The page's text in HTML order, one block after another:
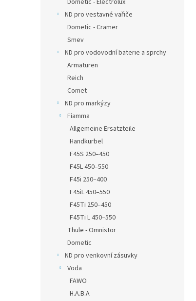
Dometic - Electrolux
ND pro vestavné vařiče
Dometic - Cramer
Smev
ND pro vodovodní baterie a sprchy
Armaturen
Reich
Comet
ND pro markýzy
Fiamma
Allgemeine Ersatzteile
Handkurbel
F45S 250–450
F45L 450–550
F45i 250–400
F45iL 450–550
F45Ti 250–450
F45Ti L 450–550
Thule - Omnistor
Dometic
ND pro venkovní zásuvky
Voda
FAWO
H.A.B.A